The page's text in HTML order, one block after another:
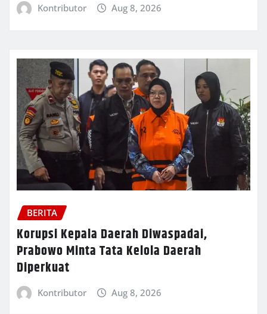
Kontributor Aug 8, 2026
BERITA
Korupsi Kepala Daerah Diwaspadai,
Prabowo Minta Tata Kelola Daerah
Diperkuat
Kontributor Aug 8, 2026